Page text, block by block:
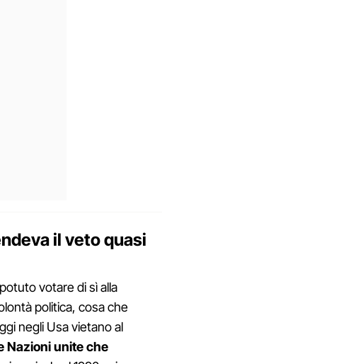
il veto quasi
votare di sì alla
politica, cosa che
negli Usa vietano al
Nazioni unite che